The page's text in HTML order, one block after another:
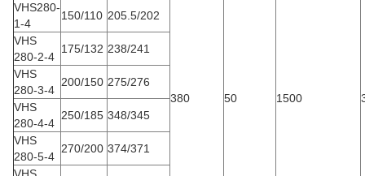
VHS280-
1-4
150/110 205.5/202
380 50 1500
VHS
280-2-4
175/132 238/241
VHS
280-3-4
200/150 275/276
VHS
280-4-4
250/185 348/345
VHS
280-5-4
270/200 374/371